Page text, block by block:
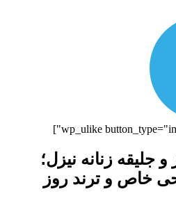
زنانه نیزل؛
خاص و ترند روز